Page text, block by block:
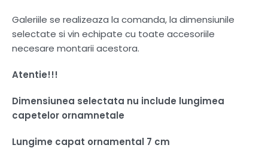
Galeriile se realizeaza la comanda, la dimensiunile
selectate si vin echipate cu toate accesoriile
necesare montarii acestora.
Atentie!!!
Dimensiunea selectata nu include lungimea
capetelor ornamnetale
Lungime capat ornamental 7 cm